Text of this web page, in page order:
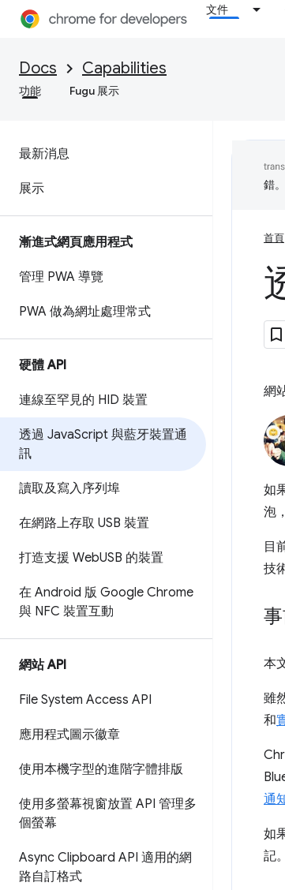
文件
Docs Capabilities
功能 Fugu 展示
最新消息
展示
漸進式網頁應用程式
管理 PWA 導覽
PWA 做為網址處理常式
硬體 API
連線至罕見的 HID 裝置
透過 JavaScript 與藍牙裝置通
訊
讀取及寫入序列埠
在網路上存取 USB 裝置
打造支援 WebUSB 的裝置
在 Android 版 Google Chrome
與 NFC 裝置互動
網站 API
File System Access API
應用程式圖示徽章
使用本機字型的進階字體排版
使用多螢幕視窗放置 API 管理多
個螢幕
Async Clipboard API 適用的網
路自訂格式
錯。
首頁
網
如
泡
目
技
本
雖
和
通
如
記。